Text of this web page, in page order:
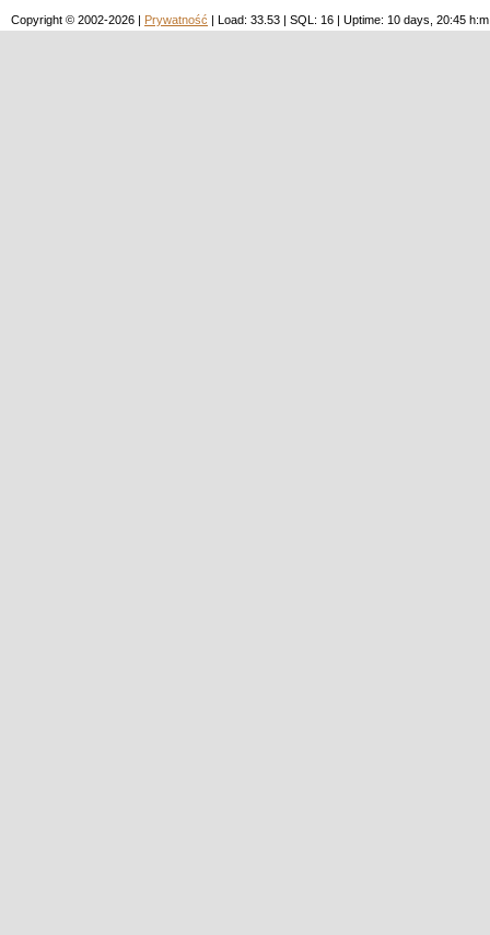
Copyright © 2002-2026 | Prywatność | Load: 33.53 | SQL: 16 | Uptime: 10 days, 20:45